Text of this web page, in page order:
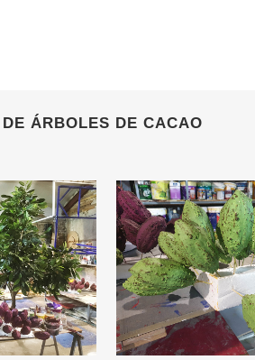
ÁRBOLES DE CACAO